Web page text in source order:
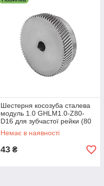
Шестерня косозуба сталева
модуль 1.0 GHLM1.0-Z80-
D16 для зубчастої рейки (80
зубів, діам. 16 мм)
Немає в наявності
43 ₴